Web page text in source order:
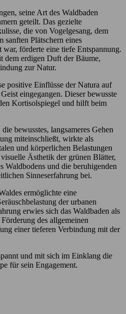
seine Art des Waldbaden
geteilt. Das gezielte
die von Vogelgesang, dem
sanften Plätschern eines
war, förderte eine tiefe Entspannung.
dem erdigen Duft der Bäume,
zur Natur.
positive Einflüsse der Natura auf
eingegangen. Dieser bewusste
Kortisolspiegel und hilft beim
bewusstes, langsameres Gehen
miteinschließt, wirkte als
und körperlichen Belastungen
Ästhetik der grünen Blätter,
Waldbodens und die beruhigenden
Sinneserfahrung bei.
ermöglichte eine
der urbanen
erwies sich das Waldbaden als
des allgemeinen
einer tieferen Verbindung mit der
und mit sich im Einklang die
für sein Engagement.